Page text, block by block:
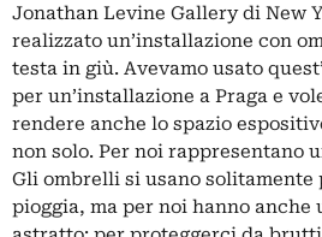
Jonathan Levine Gallery di New
realizzato un’installazione con
testa in giù. Avevamo usato
per un’installazione a Praga e
rendere anche lo spazio
non solo. Per noi rappresentano
Gli ombrelli si usano solitamente
pioggia, ma per noi hanno